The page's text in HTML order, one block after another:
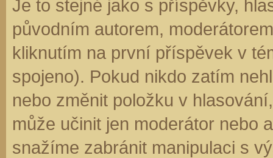
Je to stejné jako s příspěvky,
původním autorem,
kliknutím na první příspěvek v
spojeno). Pokud nikdo zatím
nebo změnit položku v
může učinit jen moderátor nebo
snažíme zabránit manipulaci s